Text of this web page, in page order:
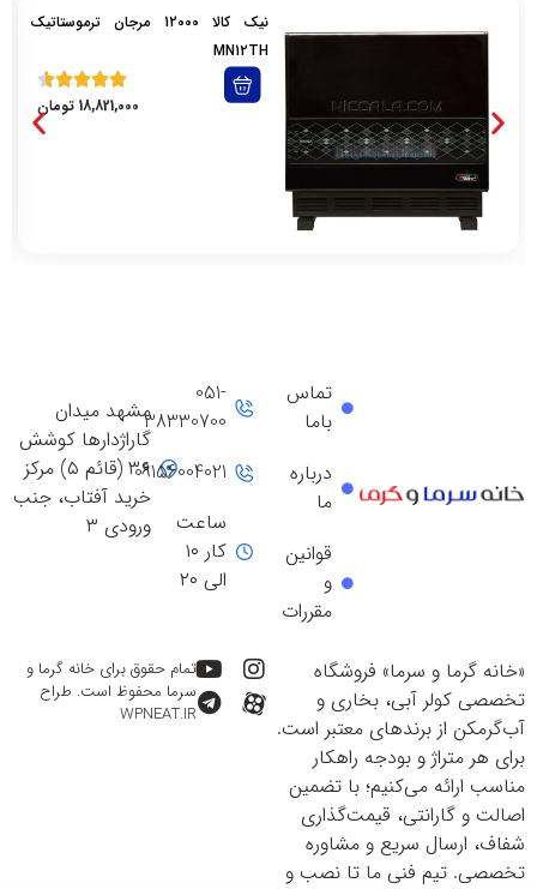
نیک کالا 12000 مرجان ترموستاتیک
MN12TH
18,821,000 تومان
مشهد میدان
گاراژدارها کوشش
۳۶ (قائم ۵) مرکز
خرید آفتاب، جنب
ورودی ۳
051-
38330700
09156004021
ساعت
کار ۱۰
الی ۲۰
تماس
باما
درباره
ما
قوانین
و
مقررات
«خانه گرما و سرما» فروشگاه
تخصصی کولر آبی، بخاری و
آب‌گرمکن از برندهای معتبر است.
برای هر متراژ و بودجه راهکار
مناسب ارائه می‌کنیم؛ با تضمین
اصالت و گارانتی، قیمت‌گذاری
شفاف، ارسال سریع و مشاوره
تخصصی. تیم فنی ما تا نصب و
تمام حقوق برای خانه گرما و
سرما محفوظ است. طراح
WPNEAT.IR